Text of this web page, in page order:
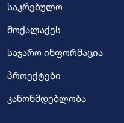
საკრებულო
მოქალაქეს
საჯარო ინფორმაცია
პროექტები
კანონმდებლობა